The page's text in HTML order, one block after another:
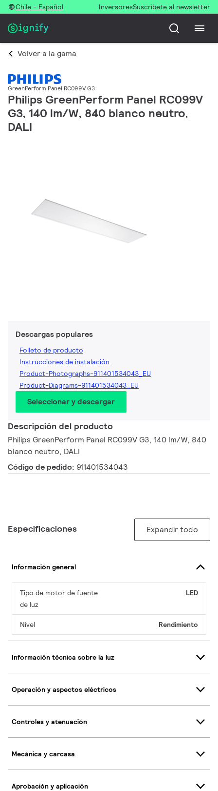
Chile - Español InversoresSuscríbete al newsletter
Volver a la gama
GreenPerform Panel RC099V G3
Philips GreenPerform Panel RC099V
G3, 140 lm/W, 840 blanco neutro,
DALI
Descargas populares
Folleto de producto
Instrucciones de instalación
Product-Photographs-911401534043_EU
Product-Diagrams-911401534043_EU
Seleccionar y descargar
Descripción del producto
Philips GreenPerform Panel RC099V G3, 140 lm/W, 840
blanco neutro, DALI
Código de pedido: 911401534043
Especificaciones Expandir todo
Información general
Tipo de motor de fuente
de luz
LED
Nivel Rendimiento
Información técnica sobre la luz
Operación y aspectos eléctricos
Controles y atenuación
Mecánica y carcasa
Aprobación y aplicación